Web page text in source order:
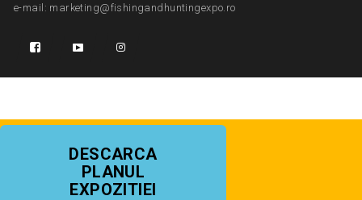
e-mail: marketing@fishingandhuntingexpo.ro
DESCARCA
PLANUL
EXPOZITIEI